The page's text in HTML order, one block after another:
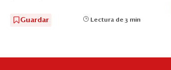
Guardar Lectura de 3 min